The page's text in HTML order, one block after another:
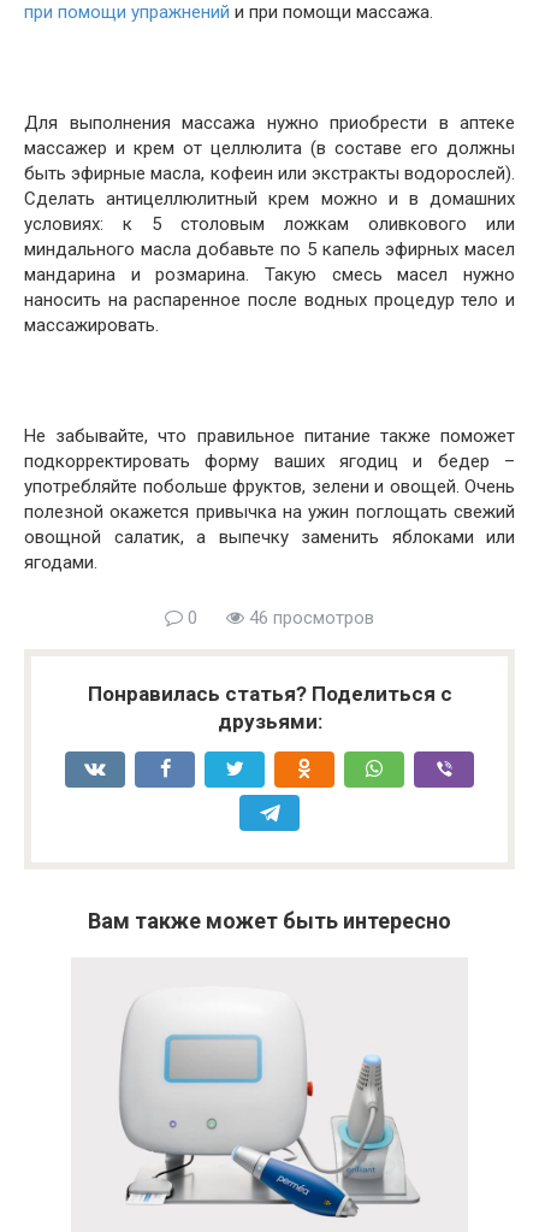
при помощи упражнений и при помощи массажа.
Для выполнения массажа нужно приобрести в аптеке
массажер и крем от целлюлита (в составе его должны
быть эфирные масла, кофеин или экстракты водорослей).
Сделать антицеллюлитный крем можно и в домашних
условиях: к 5 столовым ложкам оливкового или
миндального масла добавьте по 5 капель эфирных масел
мандарина и розмарина. Такую смесь масел нужно
наносить на распаренное после водных процедур тело и
массажировать.
Не забывайте, что правильное питание также поможет
подкорректировать форму ваших ягодиц и бедер –
употребляйте побольше фруктов, зелени и овощей. Очень
полезной окажется привычка на ужин поглощать свежий
овощной салатик, а выпечку заменить яблоками или
ягодами.
0 46 просмотров
Понравилась статья? Поделиться с
друзьями:
Вам также может быть интересно